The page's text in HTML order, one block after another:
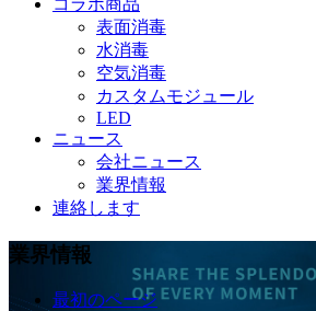
コラボ商品
表面消毒
水消毒
空気消毒
カスタムモジュール
LED
ニュース
会社ニュース
業界情報
連絡します
業界情報
最初のページ